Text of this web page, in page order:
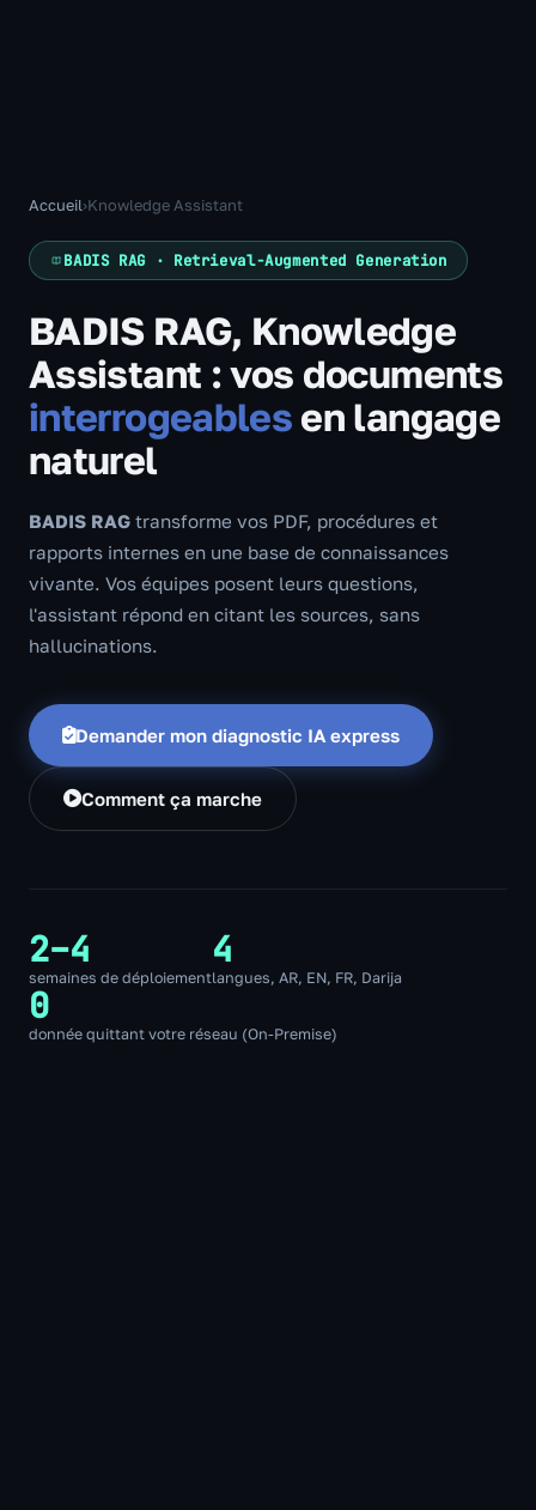
Accueil›Knowledge Assistant
BADIS RAG · Retrieval-Augmented Generation
BADIS RAG, Knowledge
Assistant : vos documents
interrogeables en langage
naturel
BADIS RAG transforme vos PDF, procédures et
rapports internes en une base de connaissances
vivante. Vos équipes posent leurs questions,
l'assistant répond en citant les sources, sans
hallucinations.
Demander mon diagnostic IA express
Comment ça marche
2–4
semaines de déploiement
4
langues, AR, EN, FR, Darija
0
donnée quittant votre réseau (On-Premise)